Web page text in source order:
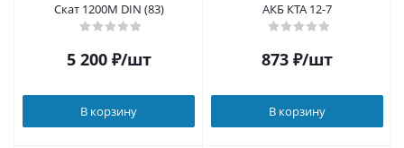
Скат 1200М DIN (83)
5 200₽/шт
В корзину
АКБ КТА 12-7
873 ₽/шт
В корзину